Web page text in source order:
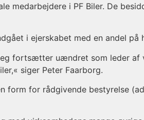
medarbejdere i PF Biler. De
i ejerskabet med en andel på
fortsætter uændret som leder af
siger Peter Faarborg.
for rådgivende bestyrelse